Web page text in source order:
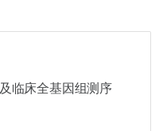
临床全基因组测序